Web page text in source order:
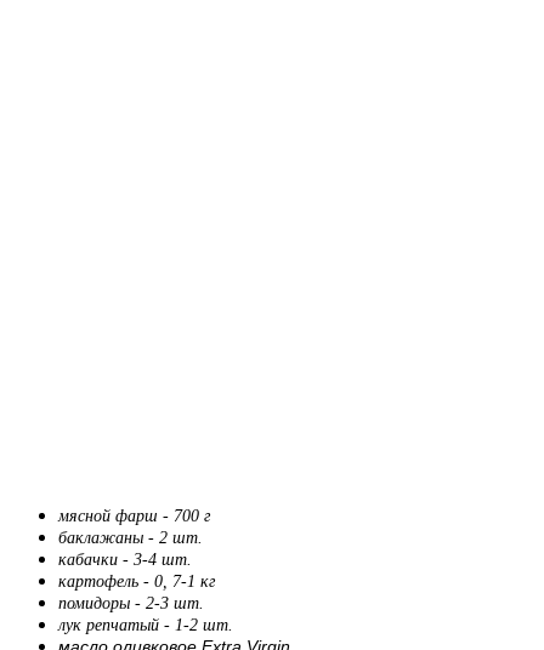
мясной фарш - 700 г
баклажаны - 2 шт.
кабачки - 3-4 шт.
картофель - 0, 7-1 кг
помидоры - 2-3 шт.
лук репчатый - 1-2 шт.